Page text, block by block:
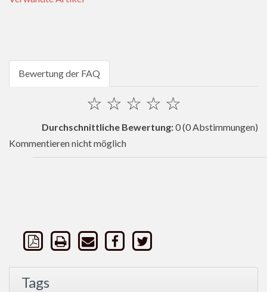
Bewertung der FAQ
☆
☆
☆
☆
☆
Durchschnittliche Bewertung:0(0 Abstimmungen)
Kommentieren nicht möglich
Tags